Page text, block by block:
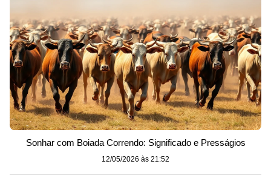
Sonhar com Boiada Correndo: Significado e Presságios
12/05/2026 às 21:52